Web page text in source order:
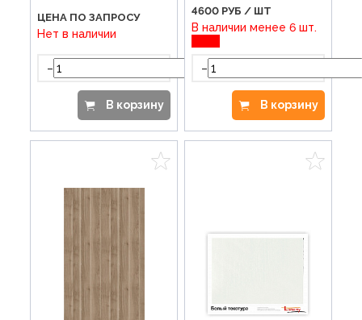
ЦЕНА ПО ЗАПРОСУ
Нет в наличии
-
В корзину
4600 РУБ / ШТ
В наличии менее 6 шт.
-
В корзину